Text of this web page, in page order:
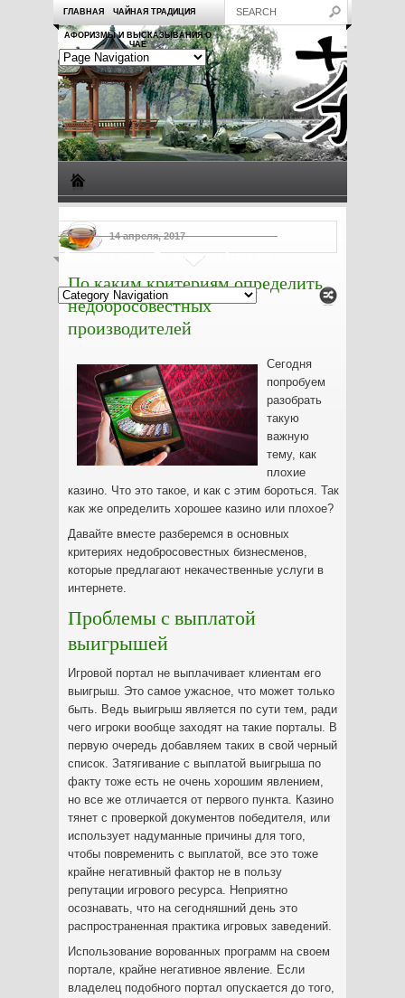
ГЛАВНАЯ ЧАЙНАЯ ТРАДИЦИЯ
АФОРИЗМЫ И ВЫСКАЗЫВАНИЯ О
ЧАЕ
Рецепты с чаем Полезные свойства чая
14 апреля, 2017
По каким критериям определить
недобросовестных
производителей
Сегодня
попробуем
разобрать
такую
важную
тему, как
плохие
казино. Что это такое, и как с этим бороться. Так
как же определить хорошее казино или плохое?
Давайте вместе разберемся в основных
критериях недобросовестных бизнесменов,
которые предлагают некачественные услуги в
интернете.
Проблемы с выплатой
выигрышей
Игровой портал не выплачивает клиентам его
выигрыш. Это самое ужасное, что может только
быть. Ведь выигрыш является по сути тем, ради
чего игроки вообще заходят на такие порталы. В
первую очередь добавляем таких в свой черный
список. Затягивание с выплатой выигрыша по
факту тоже есть не очень хорошим явлением,
но все же отличается от первого пункта. Казино
тянет с проверкой документов победителя, или
использует надуманные причины для того,
чтобы повременить с выплатой, все это тоже
крайне негативный фактор не в пользу
репутации игрового ресурса. Неприятно
осознавать, что на сегодняшний день это
распространенная практика игровых заведений.
Использование ворованных программ на своем
портале, крайне негативное явление. Если
владелец подобного портал опускается до того,